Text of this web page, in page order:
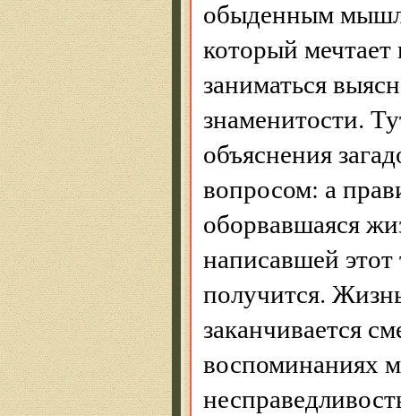
обыденным
который
заниматься
знаменито­сти.
объяснения
вопросом: а
оборвавшаяся
написавшей
получится.
заканчивается
воспоминаниях